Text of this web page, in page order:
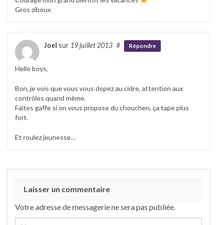
Gros ziboux
Joel sur 19 juillet 2013 # Répondre
Hello boys,
Bon, je vois que vous vous dopez au cidre, attention aux
contrôles quand même.
Faites gaffe si on vous propose du chouchen, ça tape plus
fort.
Et roulez jeunesse…
Laisser un commentaire
Votre adresse de messagerie ne sera pas publiée.